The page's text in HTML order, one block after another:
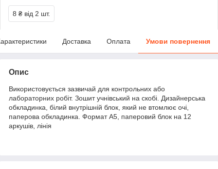
8 ₴ від 2 шт.
Доставка Оплата Умови повернення
Опис
Використовується зазвичай для контрольних або
лабораторних робіт. Зошит учнівський на скобі. Дизайнерська
обкладинка, білий внутрішній блок, який не втомлює очі,
паперова обкладинка. Формат А5, паперовий блок на 12
аркушів, лінія